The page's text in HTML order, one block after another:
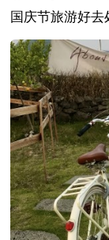
国庆节旅游好